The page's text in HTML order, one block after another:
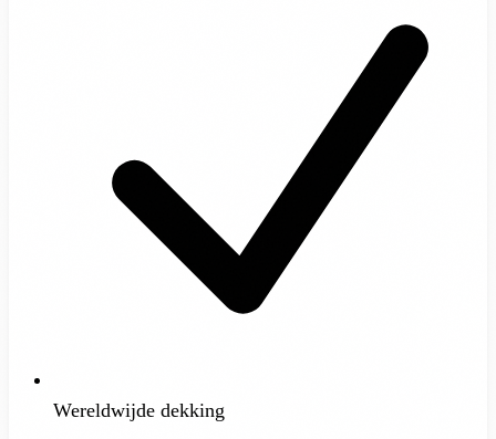
Wereldwijde dekking